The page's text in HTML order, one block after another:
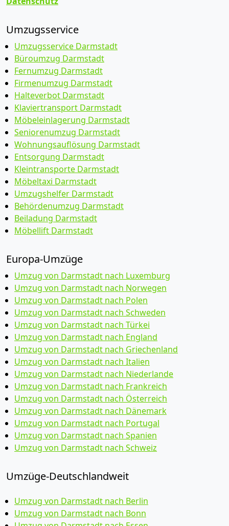
Umzugsservice
Umzugsservice Darmstadt
Büroumzug Darmstadt
Fernumzug Darmstadt
Firmenumzug Darmstadt
Halteverbot Darmstadt
Klaviertransport Darmstadt
Möbeleinlagerung Darmstadt
Seniorenumzug Darmstadt
Wohnungsauflösung Darmstadt
Entsorgung Darmstadt
Kleintransporte Darmstadt
Möbeltaxi Darmstadt
Umzugshelfer Darmstadt
Behördenumzug Darmstadt
Beiladung Darmstadt
Möbellift Darmstadt
Europa-Umzüge
Umzug von Darmstadt nach Luxemburg
Umzug von Darmstadt nach Norwegen
Umzug von Darmstadt nach Polen
Umzug von Darmstadt nach Schweden
Umzug von Darmstadt nach Türkei
Umzug von Darmstadt nach England
Umzug von Darmstadt nach Griechenland
Umzug von Darmstadt nach Italien
Umzug von Darmstadt nach Niederlande
Umzug von Darmstadt nach Frankreich
Umzug von Darmstadt nach Österreich
Umzug von Darmstadt nach Dänemark
Umzug von Darmstadt nach Portugal
Umzug von Darmstadt nach Spanien
Umzug von Darmstadt nach Schweiz
Umzüge-Deutschlandweit
Umzug von Darmstadt nach Berlin
Umzug von Darmstadt nach Bonn